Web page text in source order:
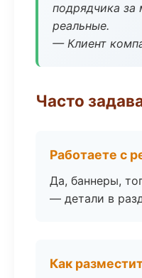
подрядчика
реальные.
— Клиент
Часто
Работаете с
Да, баннеры,
— детали в
Как